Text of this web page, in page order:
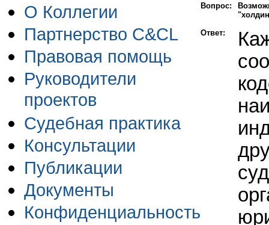
О Коллегии
Партнерство C&CL
Правовая помощь
Руководители
проектов
Судебная практика
Консультации
Публикации
Документы
Конфиденциальность
Вопрос:
Ответ: